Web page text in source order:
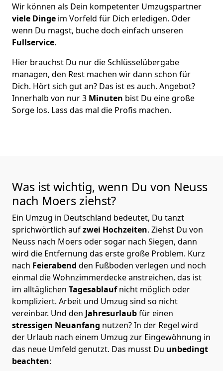
Wir können als Dein kompetenter Umzugspartner
viele Dinge im Vorfeld für Dich erledigen. Oder
wenn Du magst, buche doch einfach unseren
Fullservice.
Hier brauchst Du nur die Schlüsselübergabe
managen, den Rest machen wir dann schon für
Dich. Hört sich gut an? Das ist es auch. Angebot?
Innerhalb von nur 3 Minuten bist Du eine große
Sorge los. Lass das mal die Profis machen.
Was ist wichtig, wenn Du von Neuss
nach Moers ziehst?
Ein Umzug in Deutschland bedeutet, Du tanzt
sprichwörtlich aufzwei Hochzeiten. Ziehst Du von
Neuss nach Moers oder sogar nach Siegen, dann
wird die Entfernung das erste große Problem. Kurz
nach Feierabend den Fußboden verlegen und noch
einmal die Wohnzimmerdecke anstreichen, das ist
im alltäglichen Tagesablaufnicht möglich oder
kompliziert. Arbeit und Umzug sind so nicht
vereinbar. Und den Jahresurlaubfür einen
stressigen Neuanfang nutzen? In der Regel wird
der Urlaub nach einem Umzug zur Eingewöhnung in
das neue Umfeld genutzt. Das musst Du unbedingt
beachten: